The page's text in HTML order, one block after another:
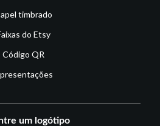
timbrado
do Etsy
Código QR
um logótipo